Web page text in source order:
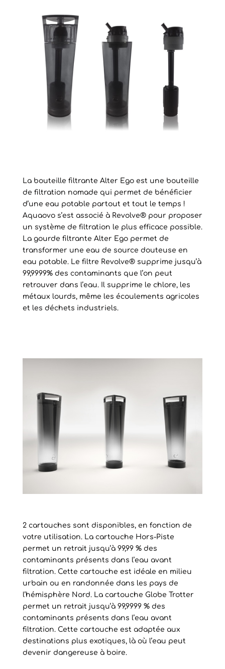
La bouteille filtrante Alter Ego est une bouteille
de filtration nomade qui permet de bénéficier
d’une eau potable partout et tout le temps !
Aquaovo s’est associé à Revolve® pour proposer
un système de filtration le plus efficace possible.
La gourde filtrante Alter Ego permet de
transformer une eau de source douteuse en
eau potable. Le filtre Revolve® supprime jusqu’à
99,9999% des contaminants que l’on peut
retrouver dans l’eau. Il supprime le chlore, les
métaux lourds, même les écoulements agricoles
et les déchets industriels.
2 cartouches sont disponibles, en fonction de
votre utilisation. La cartouche Hors-Piste
permet un retrait jusqu’à 99,99 % des
contaminants présents dans l’eau avant
filtration. Cette cartouche est idéale en milieu
urbain ou en randonnée dans les pays de
l’hémisphère Nord. La cartouche Globe Trotter
permet un retrait jusqu’à 99,9999 % des
contaminants présents dans l’eau avant
filtration. Cette cartouche est adaptée aux
destinations plus exotiques, là où l’eau peut
devenir dangereuse à boire.